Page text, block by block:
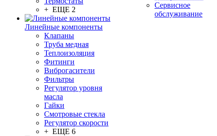
+ ЕЩЕ 2
Линейные компоненты
Клапаны
Труба медная
Теплоизоляция
Фитинги
Виброгасители
Фильтры
Регулятор уровня
масла
Гайки
Смотровые стекла
Регулятор скорости
+ ЕЩЕ 6
Сервисное
обслуживание